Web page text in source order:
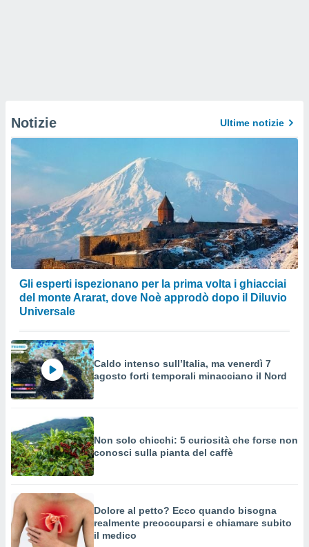
Notizie Ultime notizie
Gli esperti ispezionano per la prima volta i ghiacciai
del monte Ararat, dove Noè approdò dopo il Diluvio
Universale
Caldo intenso sull’Italia, ma venerdì 7
agosto forti temporali minacciano il Nord
Non solo chicchi: 5 curiosità che forse non
conosci sulla pianta del caffè
Dolore al petto? Ecco quando bisogna
realmente preoccuparsi e chiamare subito
il medico